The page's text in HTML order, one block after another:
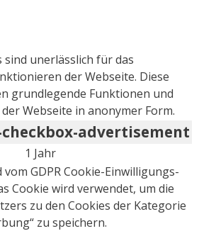
unerlässlich für das
der Webseite. Diese
grundlegende Funktionen und
Webseite in anonymer Form.
advertisement
1 Jahr
vom GDPR Cookie-Einwilligungs-
Cookie wird verwendet, um die
zu den Cookies der Kategorie
zu speichern.